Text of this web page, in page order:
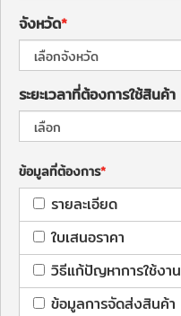
จังหวัด
ระยะเวลาที่ต้องการใช้สินค้า
ข้อมูลที่ต้องการ
รายละเอียด
ใบเสนอราคา
วิธีแก้ปัญหาการใช้งาน
ข้อมูลการจัดส่งสินค้า